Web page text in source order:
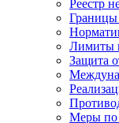
Реестр
Границы
Лимиты
Защита
Меры по